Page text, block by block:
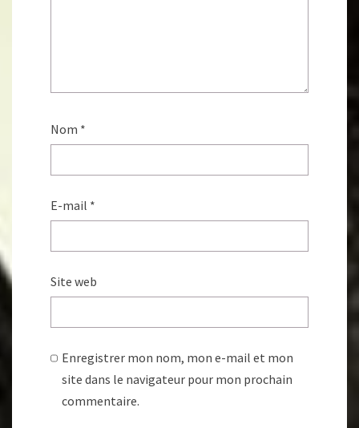
Nom *
E-mail *
Site web
Enregistrer mon nom, mon e-mail et mon
site dans le navigateur pour mon prochain
commentaire.